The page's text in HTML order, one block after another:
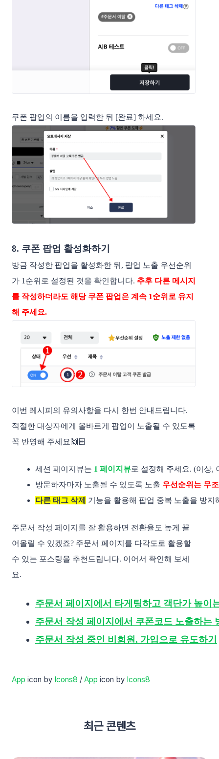
쿠폰 팝업의 이름을 입력한 뒤 [완료] 하세요.
8. 쿠폰 팝업 활성화하기
방금 작성한 팝업을 활성화한 뒤, 팝업 노출 우선순위
가 1순위로 설정된 것을 확인합니다. 추후 다른 메시지
를 작성하더라도 해당 쿠폰 팝업은 계속 1순위로 유지
해 주세요.
이번 레시피의 유의사항을 다시 한번 안내드립니다.
적절한 대상자에게 올바르게 팝업이 노출될 수 있도록
꼭 반영해 주세요🙌🏻
세션 페이지뷰는 1 페이지뷰로 설정해 주세요. (이상,
방문하자마자 노출될 수 있도록 노출 우선순위는 무
다른 태그 삭제
기능을 활용해 팝업 중복 노출을 방지
주문서 작성 페이지를 잘 활용하면 전환율도 높게 끌
어올릴 수 있겠죠? 주문서 페이지를 다각도로 활용할
수 있는 포스팅을 추천드립니다. 이어서 확인해 보세
요.
주문서 페이지에서 타게팅하고 객단가 높이
주문서 작성 페이지에서 쿠폰코드 노출하는
주문서 작성 중인 비회원, 가입으로 유도하기
App icon by Icons8 / App icon by Icons8
최근 콘텐츠